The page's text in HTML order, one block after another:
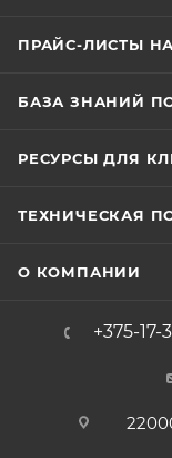
ПРАЙС-ЛИСТЫ
БАЗА ЗНАНИЙ
РЕСУРСЫ ДЛЯ
ТЕХНИЧЕСКАЯ
О КОМПАНИИ
+375-